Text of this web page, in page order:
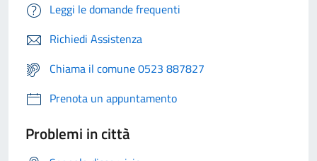
Leggi le domande frequenti
Richiedi Assistenza
Chiama il comune 0523 887827
Prenota un appuntamento
Problemi in città